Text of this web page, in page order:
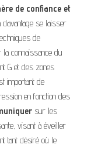
de confiance et
se laisser
de
connaissance du
G et des zones
important de
en fonction des
sur les
visant à éveiller
tant désiré où le